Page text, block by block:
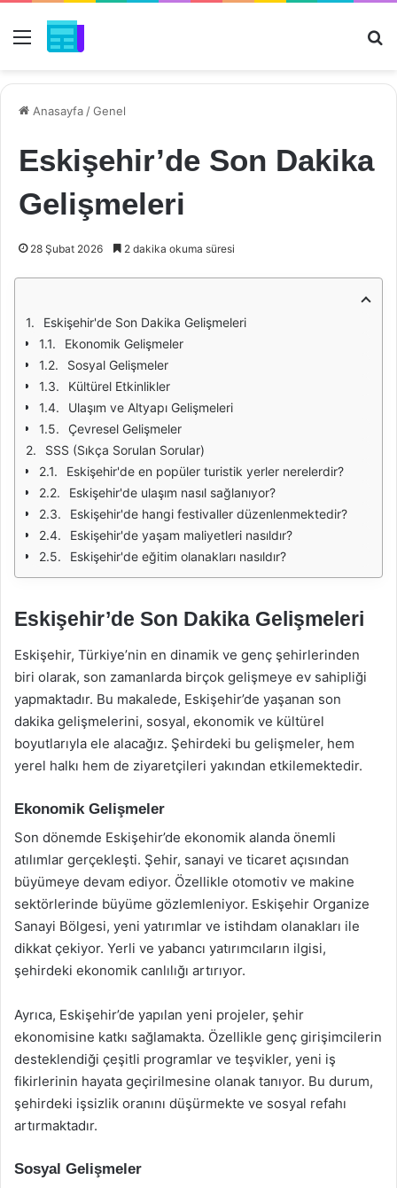
Menü
Anasayfa /Genel
Eskişehir’de Son Dakika
Gelişmeleri
28 Şubat 2026 2 dakika okuma süresi
Eskişehir'de Son Dakika Gelişmeleri
Ekonomik Gelişmeler
Sosyal Gelişmeler
Kültürel Etkinlikler
Ulaşım ve Altyapı Gelişmeleri
Çevresel Gelişmeler
SSS (Sıkça Sorulan Sorular)
Eskişehir'de en popüler turistik yerler nerelerdir?
Eskişehir'de ulaşım nasıl sağlanıyor?
Eskişehir'de hangi festivaller düzenlenmektedir?
Eskişehir'de yaşam maliyetleri nasıldır?
Eskişehir'de eğitim olanakları nasıldır?
Eskişehir’de Son Dakika Gelişmeleri
Eskişehir, Türkiye’nin en dinamik ve genç şehirlerinden
biri olarak, son zamanlarda birçok gelişmeye ev sahipliği
yapmaktadır. Bu makalede, Eskişehir’de yaşanan son
dakika gelişmelerini, sosyal, ekonomik ve kültürel
boyutlarıyla ele alacağız. Şehirdeki bu gelişmeler, hem
yerel halkı hem de ziyaretçileri yakından etkilemektedir.
Ekonomik Gelişmeler
Son dönemde Eskişehir’de ekonomik alanda önemli
atılımlar gerçekleşti. Şehir, sanayi ve ticaret açısından
büyümeye devam ediyor. Özellikle otomotiv ve makine
sektörlerinde büyüme gözlemleniyor. Eskişehir Organize
Sanayi Bölgesi, yeni yatırımlar ve istihdam olanakları ile
dikkat çekiyor. Yerli ve yabancı yatırımcıların ilgisi,
şehirdeki ekonomik canlılığı artırıyor.
Ayrıca, Eskişehir’de yapılan yeni projeler, şehir
ekonomisine katkı sağlamakta. Özellikle genç girişimcilerin
desteklendiği çeşitli programlar ve teşvikler, yeni iş
fikirlerinin hayata geçirilmesine olanak tanıyor. Bu durum,
şehirdeki işsizlik oranını düşürmekte ve sosyal refahı
artırmaktadır.
Sosyal Gelişmeler